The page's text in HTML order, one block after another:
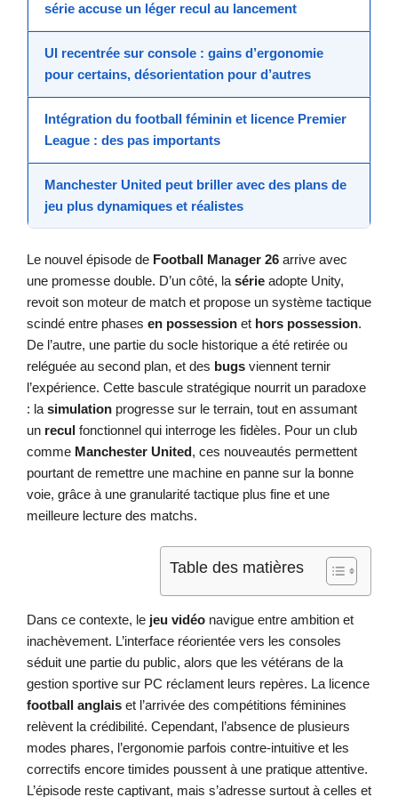
série accuse un léger recul au lancement
UI recentrée sur console : gains d’ergonomie
pour certains, désorientation pour d’autres
Intégration du football féminin et licence Premier
League : des pas importants
Manchester United peut briller avec des plans de
jeu plus dynamiques et réalistes
Le nouvel épisode de Football Manager 26 arrive avec
une promesse double. D’un côté, la série adopte Unity,
revoit son moteur de match et propose un système tactique
scindé entre phases en possession et hors possession.
De l’autre, une partie du socle historique a été retirée ou
reléguée au second plan, et des bugs viennent ternir
l’expérience. Cette bascule stratégique nourrit un paradoxe
: la simulation progresse sur le terrain, tout en assumant
un recul fonctionnel qui interroge les fidèles. Pour un club
comme Manchester United, ces nouveautés permettent
pourtant de remettre une machine en panne sur la bonne
voie, grâce à une granularité tactique plus fine et une
meilleure lecture des matchs.
Table des matières
Dans ce contexte, le jeu vidéo navigue entre ambition et
inachèvement. L’interface réorientée vers les consoles
séduit une partie du public, alors que les vétérans de la
gestion sportive sur PC réclament leurs repères. La licence
football anglais et l’arrivée des compétitions féminines
relèvent la crédibilité. Cependant, l’absence de plusieurs
modes phares, l’ergonomie parfois contre-intuitive et les
correctifs encore timides poussent à une pratique attentive.
L’épisode reste captivant, mais s’adresse surtout à celles et